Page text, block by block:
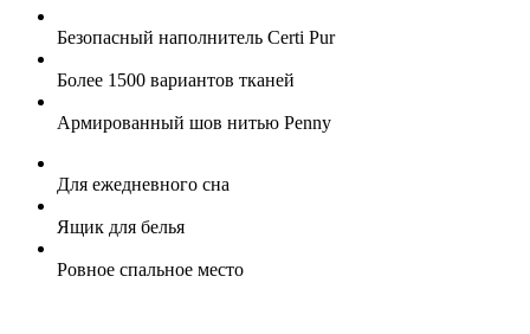
Безопасный наполнитель Certi Pur
Более 1500 вариантов тканей
Армированный шов нитью Penny
Для ежедневного сна
Ящик для белья
Ровное спальное место